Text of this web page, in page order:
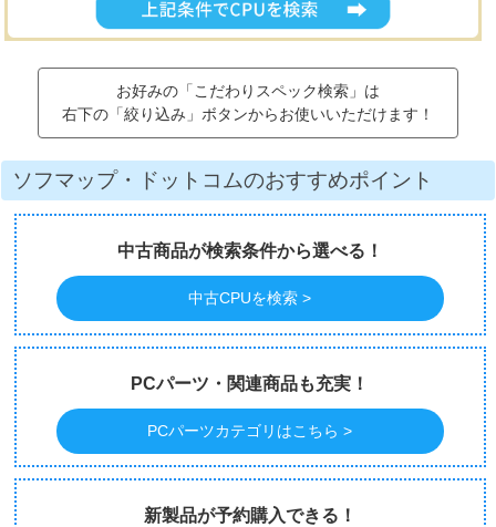
お好みの「こだわりスペック検索」は
右下の「絞り込み」ボタンからお使いいただけます！
ソフマップ・ドットコムのおすすめポイント
中古商品が検索条件から選べる！
中古CPUを検索 >
PCパーツ・関連商品も充実！
PCパーツカテゴリはこちら >
新製品が予約購入できる！